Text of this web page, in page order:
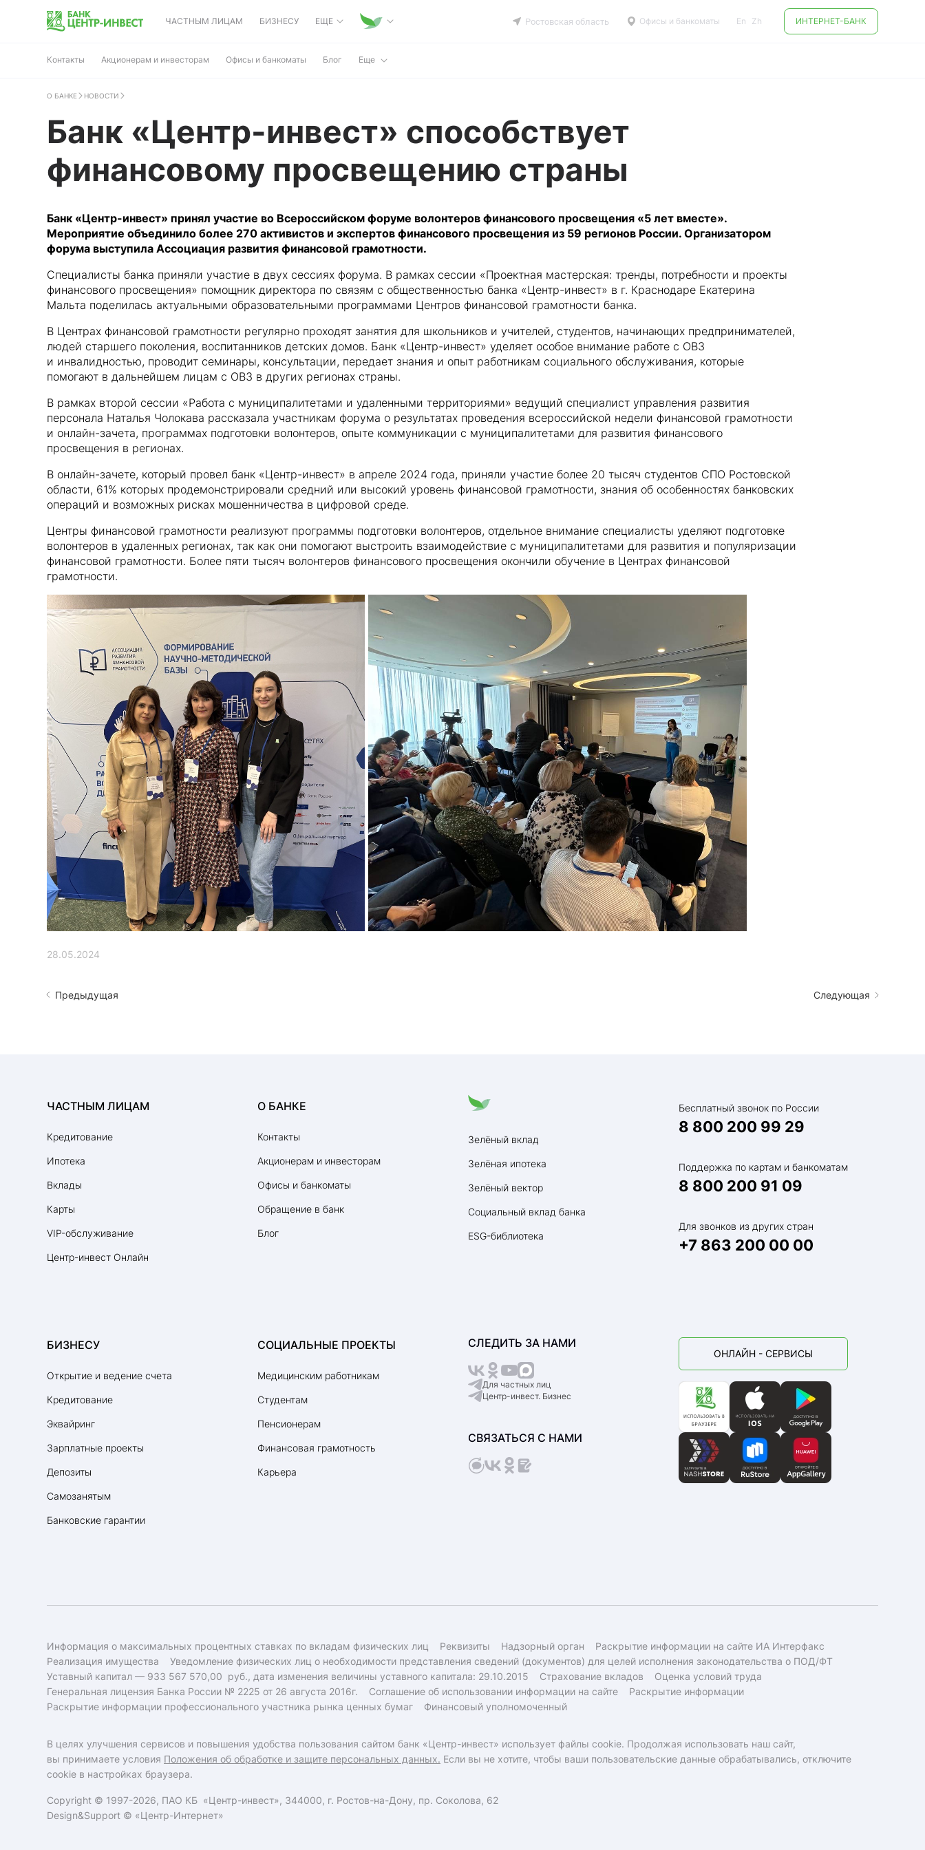
ЧАСТНЫМ ЛИЦАМ БИЗНЕСУ ЕЩЕ Ростовская область Офисы и банкоматы En Zh ИНТЕРНЕТ-БАНК
Контакты Акционерам и инвесторам Офисы и банкоматы Блог Еще
О БАНКЕ НОВОСТИ
Банк «Центр-инвест» способствует
финансовому просвещению страны
Банк «Центр-инвест» принял участие во Всероссийском форуме волонтеров финансового просвещения «5 лет вместе».
Мероприятие объединило более 270 активистов и экспертов финансового просвещения из 59 регионов России. Организатором
форума выступила Ассоциация развития финансовой грамотности.
Специалисты банка приняли участие в двух сессиях форума. В рамках сессии «Проектная мастерская: тренды, потребности и проекты
финансового просвещения» помощник директора по связям с общественностью банка «Центр-инвест» в г. Краснодаре Екатерина
Мальта поделилась актуальными образовательными программами Центров финансовой грамотности банка.
В Центрах финансовой грамотности регулярно проходят занятия для школьников и учителей, студентов, начинающих предпринимателей,
людей старшего поколения, воспитанников детских домов. Банк «Центр-инвест» уделяет особое внимание работе с ОВЗ
и инвалидностью, проводит семинары, консультации, передает знания и опыт работникам социального обслуживания, которые
помогают в дальнейшем лицам с ОВЗ в других регионах страны.
В рамках второй сессии «Работа с муниципалитетами и удаленными территориями» ведущий специалист управления развития
персонала Наталья Чолокава рассказала участникам форума о результатах проведения всероссийской недели финансовой грамотности
и онлайн-зачета, программах подготовки волонтеров, опыте коммуникации с муниципалитетами для развития финансового
просвещения в регионах.
В онлайн-зачете, который провел банк «Центр-инвест» в апреле 2024 года, приняли участие более 20 тысяч студентов СПО Ростовской
области, 61% которых продемонстрировали средний или высокий уровень финансовой грамотности, знания об особенностях банковских
операций и возможных рисках мошенничества в цифровой среде.
Центры финансовой грамотности реализуют программы подготовки волонтеров, отдельное внимание специалисты уделяют подготовке
волонтеров в удаленных регионах, так как они помогают выстроить взаимодействие с муниципалитетами для развития и популяризации
финансовой грамотности. Более пяти тысяч волонтеров финансового просвещения окончили обучение в Центрах финансовой
грамотности.
28.05.2024
Предыдущая Следующая
ЧАСТНЫМ ЛИЦАМ
Кредитование
Ипотека
Вклады
Карты
VIP-обслуживание
Центр-инвест Онлайн
БИЗНЕСУ
Открытие и ведение счета
Кредитование
Эквайринг
Зарплатные проекты
Депозиты
Самозанятым
Банковские гарантии
О БАНКЕ
Контакты
Акционерам и инвесторам
Офисы и банкоматы
Обращение в банк
Блог
СОЦИАЛЬНЫЕ ПРОЕКТЫ
Медицинским работникам
Студентам
Пенсионерам
Финансовая грамотность
Карьера
Зелёный вклад
Зелёная ипотека
Зелёный вектор
Социальный вклад банка
ESG-библиотека
СЛЕДИТЬ ЗА НАМИ
Для частных лиц
Центр-инвест. Бизнес
СВЯЗАТЬСЯ С НАМИ
Бесплатный звонок по России
8 800 200 99 29
Поддержка по картам и банкоматам
8 800 200 91 09
Для звонков из других стран
+7 863 200 00 00
ОНЛАЙН - СЕРВИСЫ
Информация о максимальных процентных ставках по вкладам физических лиц Реквизиты Надзорный орган
Раскрытие информации на сайте ИА Интерфакс
Реализация имущества
Уведомление физических лиц о необходимости представления сведений (документов) для целей исполнения законодательства о ПОД/ФТ
Уставный капитал — 933 567 570,00 руб., дата изменения величины уставного капитала: 29.10.2015
Страхование вкладов
Оценка условий труда
Генеральная лицензия Банка России № 2225 от 26 августа 2016г.
Соглашение об использовании информации на сайте
Раскрытие информации
Раскрытие информации профессионального участника рынка ценных бумаг
Финансовый уполномоченный
В целях улучшения сервисов и повышения удобства пользования сайтом банк «Центр-инвест» использует файлы cookie. Продолжая использовать наш сайт,
вы принимаете условия Положения об обработке и защите персональных данных. Если вы не хотите, чтобы ваши пользовательские данные обрабатывались, отключите
cookie в настройках браузера.
Copyright © 1997-2026, ПАО КБ «Центр-инвест», 344000, г. Ростов-на-Дону, пр. Соколова, 62
Design&Support © «Центр-Интернет»